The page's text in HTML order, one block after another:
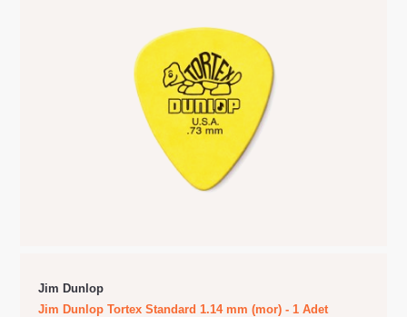
Jim Dunlop
Jim Dunlop Tortex Standard 1.14 mm (mor) - 1 Adet